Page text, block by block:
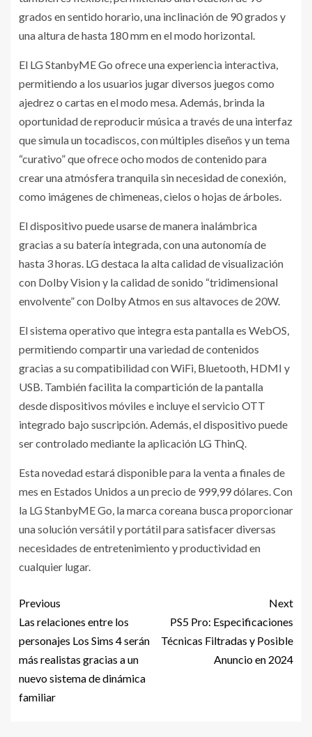
grados en sentido horario, una inclinación de 90 grados y
una altura de hasta 180 mm en el modo horizontal.
El LG StanbyME Go ofrece una experiencia interactiva,
permitiendo a los usuarios jugar diversos juegos como
ajedrez o cartas en el modo mesa. Además, brinda la
oportunidad de reproducir música a través de una interfaz
que simula un tocadiscos, con múltiples diseños y un tema
“curativo” que ofrece ocho modos de contenido para
crear una atmósfera tranquila sin necesidad de conexión,
como imágenes de chimeneas, cielos o hojas de árboles.
El dispositivo puede usarse de manera inalámbrica
gracias a su batería integrada, con una autonomía de
hasta 3 horas. LG destaca la alta calidad de visualización
con Dolby Vision y la calidad de sonido “tridimensional
envolvente” con Dolby Atmos en sus altavoces de 20W.
El sistema operativo que integra esta pantalla es WebOS,
permitiendo compartir una variedad de contenidos
gracias a su compatibilidad con WiFi, Bluetooth, HDMI y
USB. También facilita la compartición de la pantalla
desde dispositivos móviles e incluye el servicio OTT
integrado bajo suscripción. Además, el dispositivo puede
ser controlado mediante la aplicación LG ThinQ.
Esta novedad estará disponible para la venta a finales de
mes en Estados Unidos a un precio de 999,99 dólares. Con
la LG StanbyME Go, la marca coreana busca proporcionar
una solución versátil y portátil para satisfacer diversas
necesidades de entretenimiento y productividad en
cualquier lugar.
Previous
Las relaciones entre los
personajes Los Sims 4 serán
más realistas gracias a un
nuevo sistema de dinámica
familiar
Next
PS5 Pro: Especificaciones
Técnicas Filtradas y Posible
Anuncio en 2024